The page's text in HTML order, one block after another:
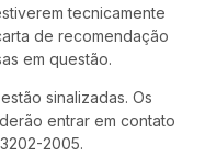
tecnicamente
de recomendação
em questão.
sinalizadas. Os
entrar em contato
2005.